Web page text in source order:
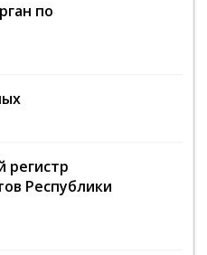
по
регистр
Республики